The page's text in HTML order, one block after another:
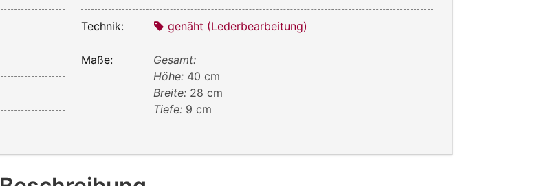
Technik: genäht (Lederbearbeitung)
Maße:
Gesamt:
Höhe: 40 cm
Breite: 28 cm
Tiefe: 9 cm